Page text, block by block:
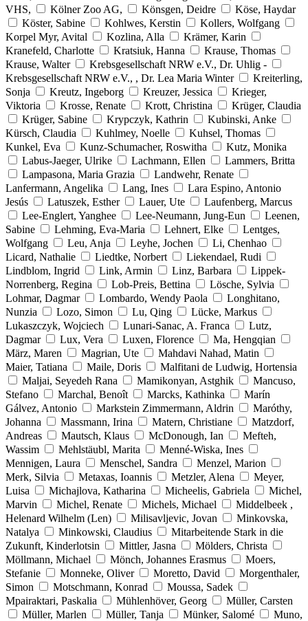
VHS,
Kölner Zoo AG, Könsgen, Deidre
Köse, Haydar
Köster, Sabine
Kohlwes, Kerstin
Kollers, Wolfgang
Korpel Myr, Avital
Kozlina, Alla
Krämer, Karin
Kranefeld, Charlotte
Kratsiuk, Hanna
Krause, Thomas
Krause, Walter
Krebsgesellschaft NRW e.V., Dr. Uhlig -
Krebsgesellschaft NRW e.V., , Dr. Lea Maria Winter
Kreiterling,
Sonja
Kreutz, Ingeborg Kreuzer, Jessica
Krieger,
Viktoria
Krosse, Renate Krott, Christina
Krüger, Claudia
Krüger, Sabine
Krypczyk, Kathrin
Kubinski, Anke
Kürsch, Claudia
Kuhlmey, Noelle
Kuhsel, Thomas
Kunkel, Eva
Kunz-Schumacher, Roswitha
Kutz, Monika
Labus-Jaeger, Ulrike
Lachmann, Ellen
Lammers, Britta
Lampasona, Maria Grazia
Landwehr, Renate
Lanfermann, Angelika
Lang, Ines
Lara Espino, Antonio
Jesús
Latuszek, Esther Lauer, Ute
Laufenberg, Marcus
Lee-Englert, Yanghee
Lee-Neumann, Jung-Eun
Leenen,
Sabine
Lehming, Eva-Maria Lehnert, Elke
Lentges,
Wolfgang
Leu, Anja Leyhe, Jochen
Li, Chenhao
Licard, Nathalie
Liedtke, Norbert
Liekendael, Rudi
Lindblom, Ingrid
Link, Armin Linz, Barbara
Lippek-
Norrenberg, Regina
Lob-Preis, Bettina
Lösche, Sylvia
Lohmar, Dagmar
Lombardo, Wendy Paola
Longhitano,
Nunzia
Lozo, Simon Lu, Qing
Lücke, Markus
Lukaszczyk, Wojciech
Lunari-Sanac, A. Franca
Lutz,
Dagmar
Lux, Vera Luxen, Florence
Ma, Hengqian
März, Maren
Magrian, Ute
Mahdavi Nahad, Matin
Maier, Tatiana
Maile, Doris
Malfitani de Ludwig, Hortensia
Maljai, Seyedeh Rana
Mamikonyan, Astghik
Mancuso,
Stefano
Marchal, Benoît Marcks, Kathinka
Marín
Gálvez, Antonio
Markstein Zimmermann, Aldrin
Maróthy,
Johanna
Massmann, Irina Matern, Christiane
Matzdorf,
Andreas
Mautsch, Klaus McDonough, Ian
Mefteh,
Wassim
Mehlstäubl, Marita
Menné-Wiska, Ines
Mennigen, Laura
Menschel, Sandra
Menzel, Marion
Merk, Silvia
Metaxas, Ioannis Metzler, Alena
Meyer,
Luisa
Michajlova, Katharina Micheelis, Gabriela
Michel,
Marvin
Michel, Renate Michels, Michael
Middelbeek ,
Helenard Wilhelm (Len)
Milisavljevic, Jovan
Minkovska,
Natalya
Minkowski, Claudius
Mitarbeitende Stark in die
Zukunft, Kinderlotsin
Mittler, Jasna
Mölders, Christa
Möllmann, Michael
Mönch, Johannes Erasmus
Moers,
Stefanie
Monneke, Oliver Moretto, David
Morgenthaler,
Simon
Motschmann, Konrad
Moussa, Sadek
Mpairaktari, Paskalia
Mühlenhöver, Georg
Müller, Carsten
Müller, Marlen
Müller, Tanja Münker, Salomé
Muno,